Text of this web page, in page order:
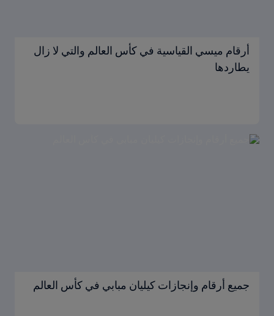
أرقام ميسي القياسية في كأس العالم والتي لا زال
يطاردها
جميع أرقام وإنجازات كيليان مبابي في كأس العالم